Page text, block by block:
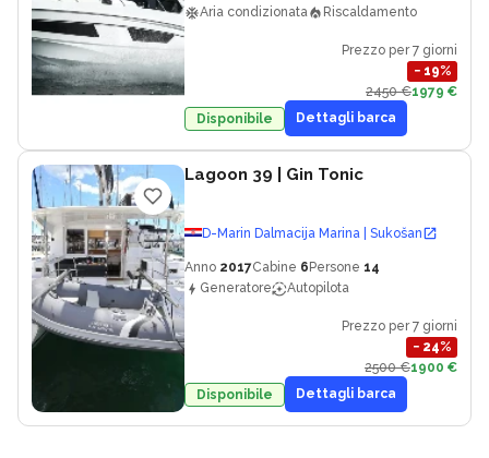
Aria condizionata
Riscaldamento
Prezzo per 7 giorni
− 19%
2450 €1979 €
Disponibile
Dettagli barca
Lagoon 39 | Gin Tonic
D-Marin Dalmacija Marina | Sukošan
Anno 2017Cabine 6 Persone 14
Generatore
Autopilota
Prezzo per 7 giorni
− 24%
2500 €1900 €
Disponibile
Dettagli barca